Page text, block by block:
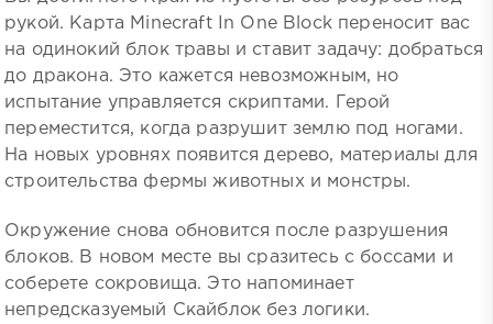
рукой. Карта Minecraft In One Block переносит вас
на одинокий блок травы и ставит задачу: добраться
до дракона. Это кажется невозможным, но
испытание управляется скриптами. Герой
переместится, когда разрушит землю под ногами.
На новых уровнях появится дерево, материалы для
строительства фермы животных и монстры.
Окружение снова обновится после разрушения
блоков. В новом месте вы сразитесь с боссами и
соберете сокровища. Это напоминает
непредсказуемый Скайблок без логики.